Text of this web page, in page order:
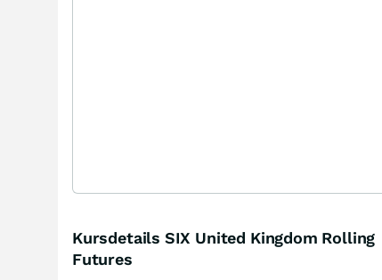
Kursdetails SIX United Kingdom Rolling
Futures